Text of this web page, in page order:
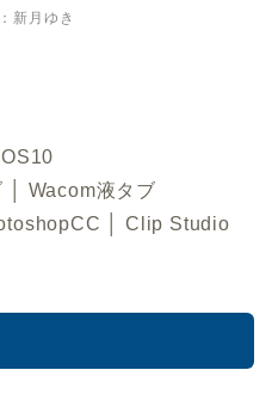
新月ゆき
│ Wacom液タブ
│ Clip Studio